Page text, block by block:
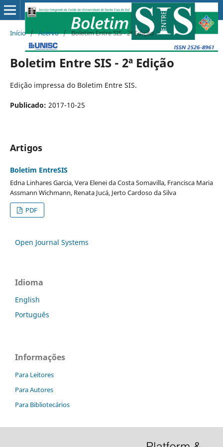
Início / Acervo / Boletim Entre SIS - 2ª Edição
Boletim Entre SIS - 2ª Edição
Edição impressa do Boletim Entre SIS.
Publicado: 2017-10-25
Artigos
Boletim EntreSIS
Edna Linhares Garcia, Vera Elenei da Costa Somavilla, Francisca Maria
Assmann Wichmann, Renata Jucá, Jerto Cardoso da Silva
PDF
Open Journal Systems
Idioma
English
Português
Informações
Para Leitores
Para Autores
Para Bibliotecários